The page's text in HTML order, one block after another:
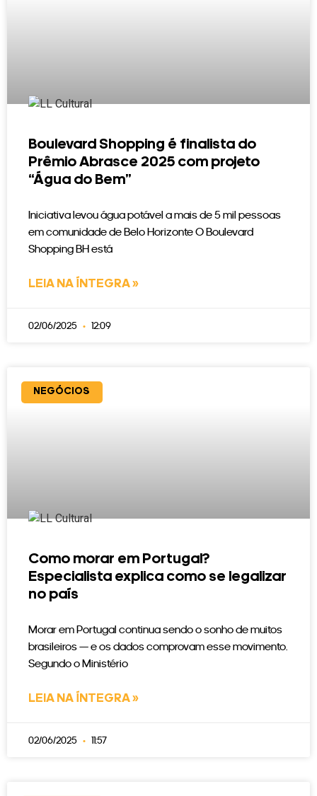
Boulevard Shopping é finalista do
Prêmio Abrasce 2025 com projeto
“Água do Bem”
Iniciativa levou água potável a mais de 5 mil pessoas
em comunidade de Belo Horizonte O Boulevard
Shopping BH está
LEIA NA ÍNTEGRA »
02/06/2025 12:09
NEGÓCIOS
Como morar em Portugal?
Especialista explica como se legalizar
no país
Morar em Portugal continua sendo o sonho de muitos
brasileiros — e os dados comprovam esse movimento.
Segundo o Ministério
LEIA NA ÍNTEGRA »
02/06/2025 11:57